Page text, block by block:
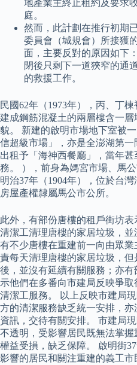
地產業主終止租約及要求
庭。
然而，此計劃在推行初期
委員會（城規會）所接獲
面，主要反對的原因如下
閉後只剩下一道狹窄的通
的救援工作。
民國62年（1973年），丙、丁
建成鋼筋混凝土的兩層樓含一
貌。 新建的啟明市場地下室被
信超級市場」，亦是全澎湖第
出租予「海神西餐廳」，當年
務。 ），前身為媽宮市場、馬
明治37年（1904年），位於台灣
房屋產權隸屬馬公市公所。
此外，有部份唐樓的租戶街坊
清潔工清理唐樓的家居垃圾，並
有不少唐樓在重建前一向由眾
責每天清理唐樓的家居垃圾，
後，並沒有延續有關服務；亦
示他們在多番向市建局反映爭
清潔工服務。 以上反映市建局
方的清潔服務缺乏統一安排，
資訊，交待有關安排。 市建局
不透明，受影響居民既無法掌
權益受損，缺乏保障。 啟明街
影響的居民和關注重建的義工市